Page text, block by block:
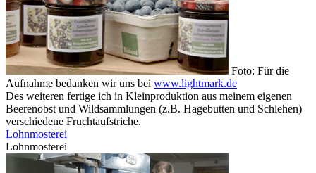
Foto: Für die
Aufnahme bedanken wir uns bei www.lightmark.de
Des weiteren fertige ich in Kleinproduktion aus meinem eigenen
Beerenobst und Wildsammlungen (z.B. Hagebutten und Schlehen)
verschiedene Fruchtaufstriche.
Lohnmosterei
Lohnmosterei